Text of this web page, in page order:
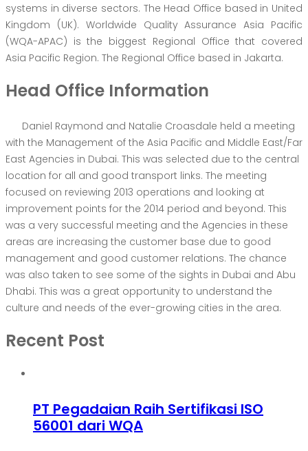
systems in diverse sectors. The Head Office based in United
Kingdom (UK). Worldwide Quality Assurance Asia Pacific
(WQA-APAC) is the biggest Regional Office that covered
Asia Pacific Region. The Regional Office based in Jakarta.
Head Office Information
Daniel Raymond and Natalie Croasdale held a meeting
with the Management of the Asia Pacific and Middle East/Far
East Agencies in Dubai. This was selected due to the central
location for all and good transport links. The meeting
focused on reviewing 2013 operations and looking at
improvement points for the 2014 period and beyond. This
was a very successful meeting and the Agencies in these
areas are increasing the customer base due to good
management and good customer relations. The chance
was also taken to see some of the sights in Dubai and Abu
Dhabi. This was a great opportunity to understand the
culture and needs of the ever-growing cities in the area.
Recent Post
PT Pegadaian Raih Sertifikasi ISO
56001 dari WQA